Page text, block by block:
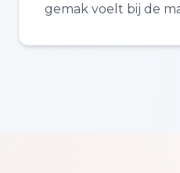
gemak voelt bij de